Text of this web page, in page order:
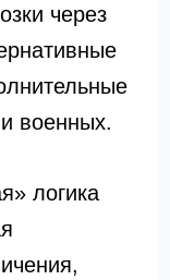
через
военных.
логика